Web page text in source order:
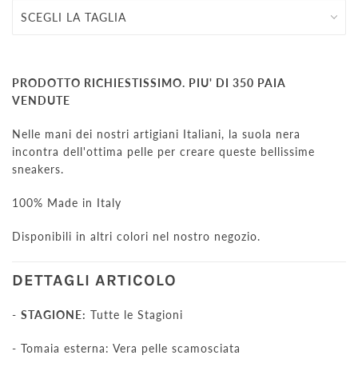
PRODOTTO RICHIESTISSIMO. PIU' DI 350 PAIA
VENDUTE
Nelle mani dei nostri artigiani Italiani, la suola nera
incontra dell'ottima pelle per creare queste bellissime
sneakers.
100% Made in Italy
Disponibili in altri colori nel nostro negozio.
DETTAGLI ARTICOLO
- STAGIONE: Tutte le Stagioni
- Tomaia esterna: Vera pelle scamosciata